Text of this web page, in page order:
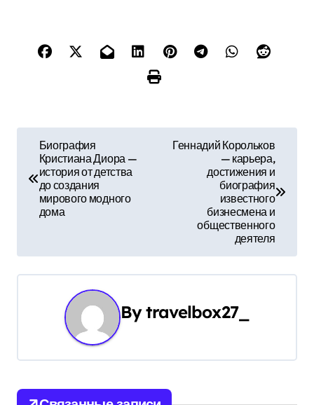
г
а
п
Биография
Кристиана Диора —
история от детства
до создания
мирового модного
дома
Геннадий Корольков
— карьера,
достижения и
биография
известного
бизнесмена и
общественного
деятеля
Bytravelbox27_